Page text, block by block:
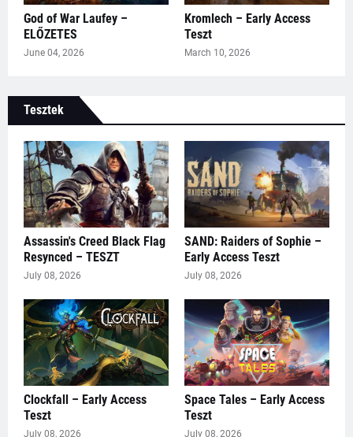
God of War Laufey –
ELŐZETES
June 04, 2026
Kromlech – Early Access
Teszt
March 10, 2026
Tesztek
Assassin's Creed Black Flag
Resynced – TESZT
July 08, 2026
SAND: Raiders of Sophie –
Early Access Teszt
July 08, 2026
Clockfall – Early Access
Teszt
July 08, 2026
Space Tales – Early Access
Teszt
July 08, 2026